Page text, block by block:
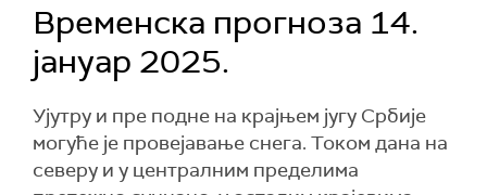
Временска прогноза 14.
јануар 2025.
Ујутру и пре подне на крајњем југу Србије
могуће је провејавање снега. Током дана на
северу и у централним пределима